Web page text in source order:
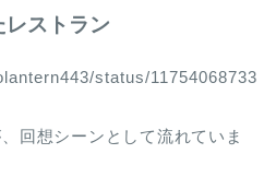
ストラン
status/11754068733
回想シーンとして流れていま